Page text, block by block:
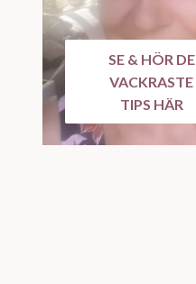
SE & HÖR DE
VACKRASTE
TIPS HÄR